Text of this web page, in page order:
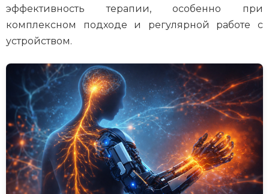
эффективность терапии, особенно при
комплексном подходе и регулярной работе с
устройством.